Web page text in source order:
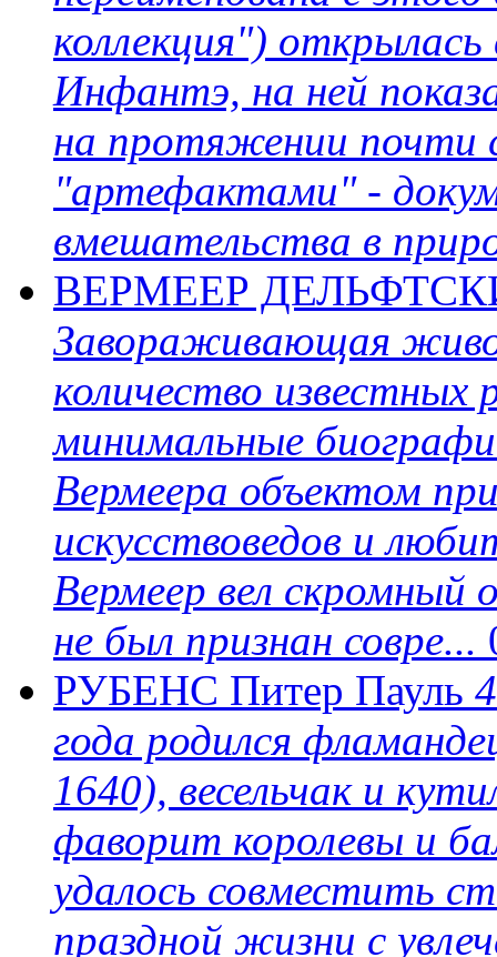
коллекция")
Инфантэ, на ней
на протяжении почти
"артефактами" -
вмешательства в
ВЕРМЕЕР
Завораживающая
количество
минимальные
Вермеера объектом
искусствоведов и
Вермеер вел скромный
не был признан совре...
РУБЕНС Питер Пауль
года родился
1640), весельчак и
фаворит королевы и
удалось совместить
праздной жизни с